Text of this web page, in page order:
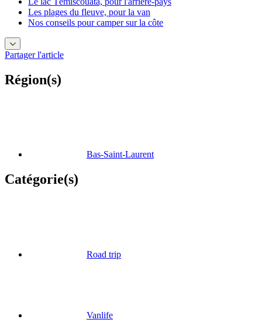
Les plages du fleuve, pour la van
Nos conseils pour camper sur la côte
Partager l'article
Région(s)
Bas-Saint-Laurent
Catégorie(s)
Road trip
Vanlife